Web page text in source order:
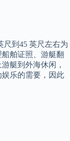
到45 英尺左右为
舶证照、游艇翻
艇到外海休闲，
乐的需要，因此